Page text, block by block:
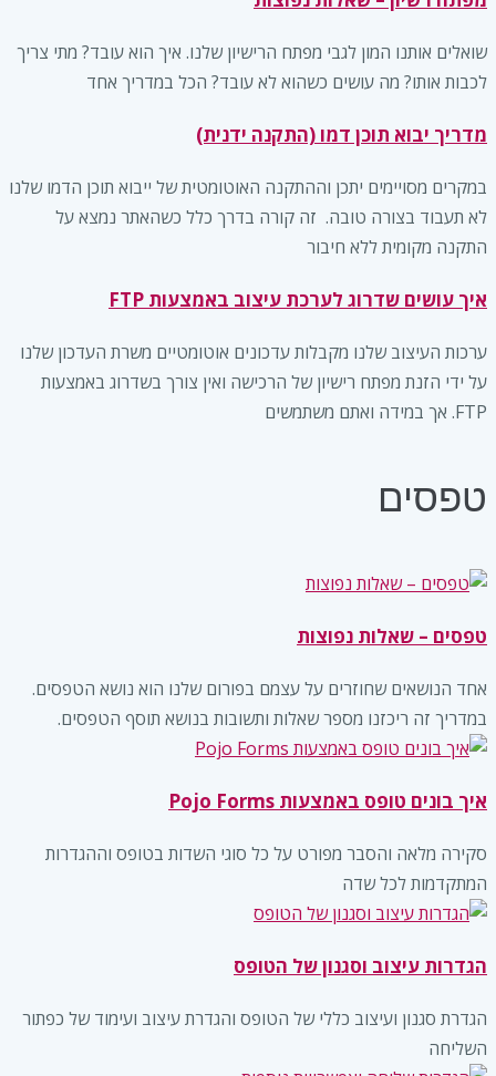
שואלים אותנו המון לגבי מפתח הרישיון שלנו. איך הוא עובד? מתי צריך
לכבות אותו? מה עושים כשהוא לא עובד? הכל במדריך אחד
מדריך יבוא תוכן דמו (התקנה ידנית)
במקרים מסויימים יתכן וההתקנה האוטומטית של ייבוא תוכן הדמו שלנו
לא תעבוד בצורה טובה. זה קורה בדרך כלל כשהאתר נמצא על
התקנה מקומית ללא חיבור
איך עושים שדרוג לערכת עיצוב באמצעות FTP
ערכות העיצוב שלנו מקבלות עדכונים אוטומטיים משרת העדכון שלנו
על ידי הזנת מפתח רישיון של הרכישה ואין צורך בשדרוג באמצעות
FTP. אך במידה ואתם משתמשים
טפסים
טפסים – שאלות נפוצות
אחד הנושאים שחוזרים על עצמם בפורום שלנו הוא נושא הטפסים.
במדריך זה ריכזנו מספר שאלות ותשובות בנושא תוסף הטפסים.‬
איך בונים טופס באמצעות Pojo Forms
סקירה מלאה והסבר מפורט על כל סוגי השדות בטופס וההגדרות
המתקדמות לכל שדה
הגדרות עיצוב וסגנון של הטופס
הגדרת סגנון ועיצוב כללי של הטופס והגדרת עיצוב ועימוד של כפתור
השליחה